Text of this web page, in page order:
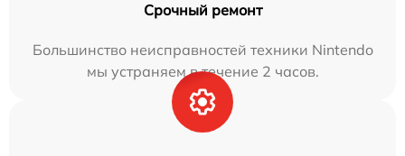
Срочный ремонт
Большинство неисправностей техники Nintendo
мы устраняем в течение 2 часов.